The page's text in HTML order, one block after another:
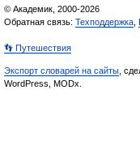
© Академик, 2000-2026
Обратная связь: Техподдержка
👣 Путешествия
Экспорт словарей на сайты ,
WordPress, MODx.